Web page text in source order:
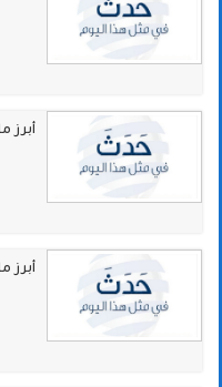
أبرز
أبرز